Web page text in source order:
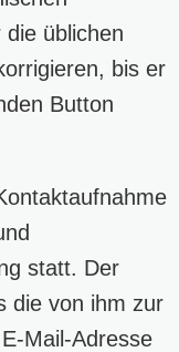
üblichen
bis er
Button
statt. Der
die von ihm zur
Mail-Adresse